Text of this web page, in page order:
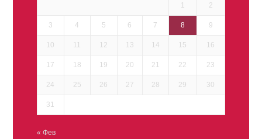
1 2
3 4 5 6 7 8 9
10 11 12 13 14 15 16
17 18 19 20 21 22 23
24 25 26 27 28 29 30
31
« Фев